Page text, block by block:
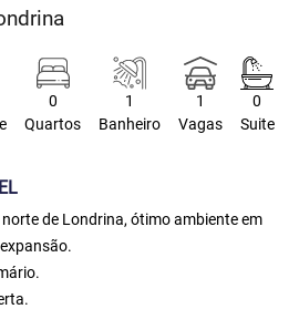
0
Quartos
1
Banheiro
1
Vagas
0
Suite
de Londrina, ótimo ambiente em